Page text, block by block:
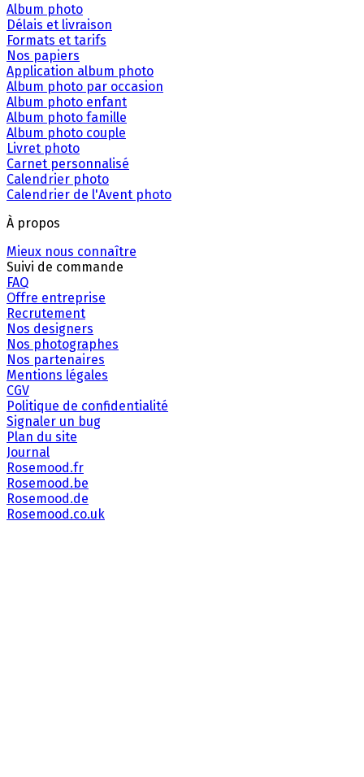
Album photo
Délais et livraison
Formats et tarifs
Nos papiers
Application album photo
Album photo par occasion
Album photo enfant
Album photo famille
Album photo couple
Livret photo
Carnet personnalisé
Calendrier photo
Calendrier de l'Avent photo
À propos
Mieux nous connaître
Suivi de commande
FAQ
Offre entreprise
Recrutement
Nos designers
Nos photographes
Nos partenaires
Mentions légales
CGV
Politique de confidentialité
Signaler un bug
Plan du site
Journal
Rosemood.fr
Rosemood.be
Rosemood.de
Rosemood.co.uk